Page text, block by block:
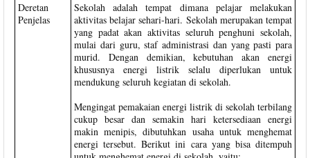
Deretan
Penjelas
Sekolah adalah tempat dimana pelajar melakukan
aktivitas belajar sehari-hari. Sekolah merupakan tempat
yang padat akan aktivitas seluruh penghuni sekolah,
mulai dari guru, staf administrasi dan yang pasti para
murid. Dengan demikian, kebutuhan akan energi
khususnya energi listrik selalu diperlukan untuk
mendukung seluruh kegiatan di sekolah.
Mengingat pemakaian energi listrik di sekolah terbilang
cukup besar dan semakin hari ketersediaan energi
makin menipis, dibutuhkan usaha untuk menghemat
energi tersebut. Berikut ini cara yang bisa ditempuh